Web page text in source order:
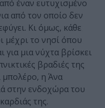
έναν ευτυχισμένο
από τον οποίο δεν
Κι όμως, κάθε
μέχρι το νησί όπου
για μια νύχτα βρίσκει
βραδιές της
μπολέρο, η Άνα
στην ενδοχώρα του
της.